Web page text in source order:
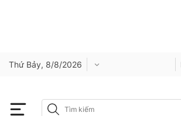
Thứ Bảy, 8/8/2026